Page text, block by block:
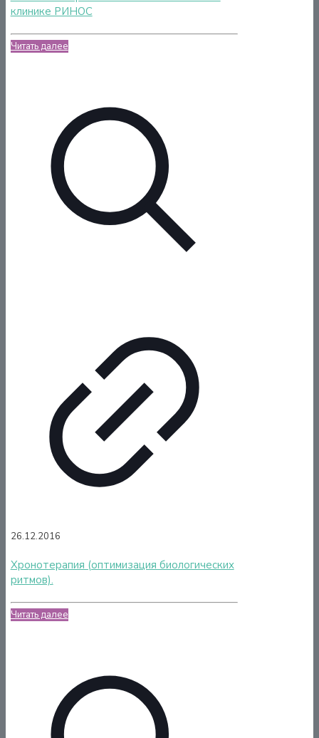
клинике РИНОС
Читать далее
26.12.2016
Хронотерапия (оптимизация биологических
ритмов).
Читать далее